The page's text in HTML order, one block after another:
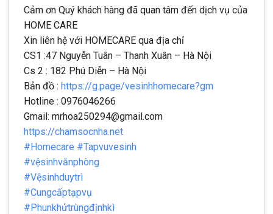
Cảm ơn Quý khách hàng đã quan tâm đến dịch vụ của
HOME CARE
Xin liên hệ với HOMECARE qua địa chỉ
CS1 :47 Nguyễn Tuân – Thanh Xuân – Hà Nội
Cs 2 : 182 Phú Diễn – Hà Nội
Bản đồ : https://g.page/vesinhhomecare?gm
Hotline : 0976046266
Gmail: mrhoa250294@gmail.com
https://chamsocnha.net
#Homecare #Tapvuvesinh
#vệsinhvănphòng
#Vệsinhduytrì
#Cungcấptạpvụ
#Phunkhửtrùngđịnhkì